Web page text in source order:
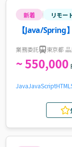
新着 リモー
【Java/Spring
業務委託 東京都
~ 550,000
JavaJavaScriptHTML